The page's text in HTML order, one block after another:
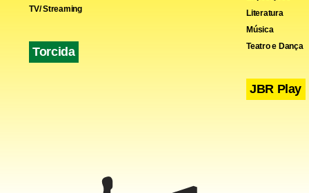
TV/ Streaming
Torcida
Literatura
Música
Teatro e Dança
JBR Play